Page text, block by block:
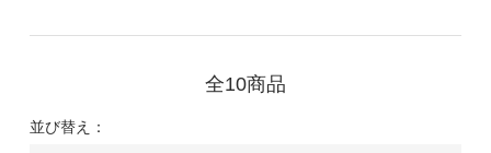
全10商品
並び替え：